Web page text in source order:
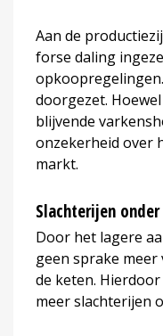
Aan de
forse daling
doorgezet.
blijvende
onzekerheid over
markt.
Slachterijen
Door het lagere
geen sprake
de keten.
meer slachterijen